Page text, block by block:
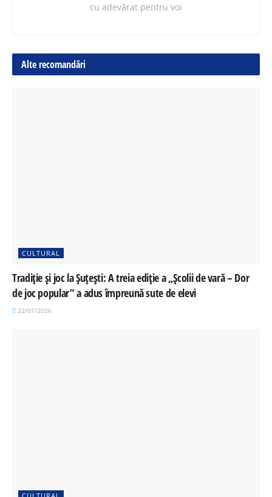
cu adevărat pentru voi
Alte recomandări
CULTURAL
Tradiție și joc la Șuțești: A treia ediție a „Școlii de vară – Dor
de joc popular” a adus împreună sute de elevi
22/07/2026